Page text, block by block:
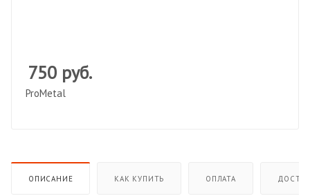
750 руб.
ProMetal
ОПИСАНИЕ КАК КУПИТЬ ОПЛАТА